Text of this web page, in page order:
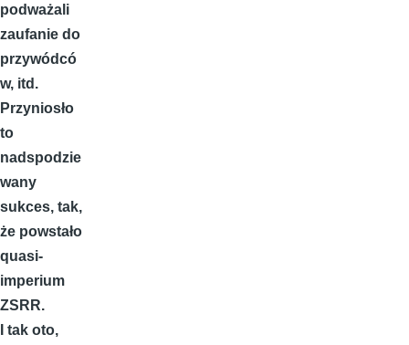
podważali
zaufanie do
przywódcó
w, itd.
Przyniosło
to
nadspodzie
wany
sukces, tak,
że powstało
quasi-
imperium
ZSRR.
I tak oto,